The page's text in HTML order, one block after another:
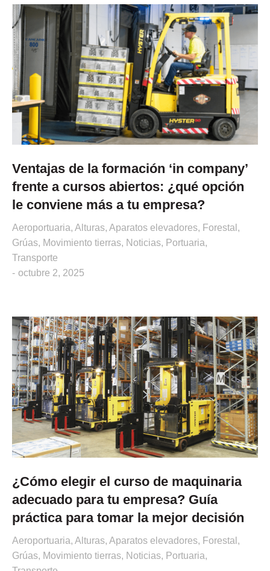
Ventajas de la formación ‘in company’
frente a cursos abiertos: ¿qué opción
le conviene más a tu empresa?
Aeroportuaria, Alturas, Aparatos elevadores, Forestal ,
Grúas, Movimiento tierras, Noticias, Portuaria,
Transporte
octubre 2, 2025
¿Cómo elegir el curso de maquinaria
adecuado para tu empresa? Guía
práctica para tomar la mejor decisión
Aeroportuaria, Alturas, Aparatos elevadores, Forestal ,
Grúas, Movimiento tierras, Noticias, Portuaria,